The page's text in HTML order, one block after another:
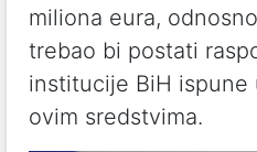
miliona eura,
trebao bi postati
institucije BiH ispune
ovim sredstvima.